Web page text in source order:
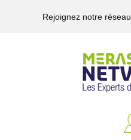
Rejoignez notre réseau